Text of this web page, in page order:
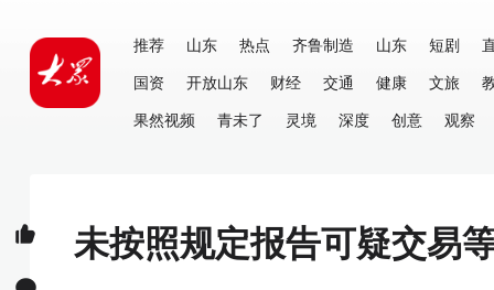
推荐 山东 热点 齐鲁制造 山东 短剧
国资
开放山东 财经 交通 健康 文旅
果然视频
青未了 灵境 深度 创意 观察
未按照规定报告可疑交易